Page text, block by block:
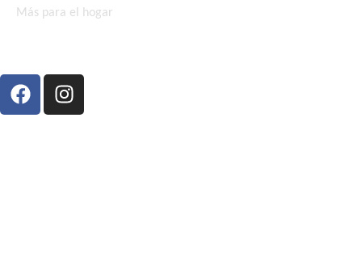
Más para el hogar